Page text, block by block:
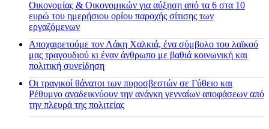
Οικονομίας & Οικονομικών για αύξηση από τα 6 στα 10
ευρώ του ημερήσιου ορίου παροχής σίτισης των
εργαζόμενων
Αποχαιρετούμε τον Λάκη Χαλκιά, ένα σύμβολο του λαϊκού
μας τραγουδιού κι έναν άνθρωπο με βαθιά κοινωνική και
πολιτική συνείδηση
Οι τραγικοί θάνατοι των πυροσβεστών σε Γύθειο και
Ρέθυμνο αναδεικνύουν την ανάγκη γενναίων αποφάσεων από
την πλευρά της πολιτείας